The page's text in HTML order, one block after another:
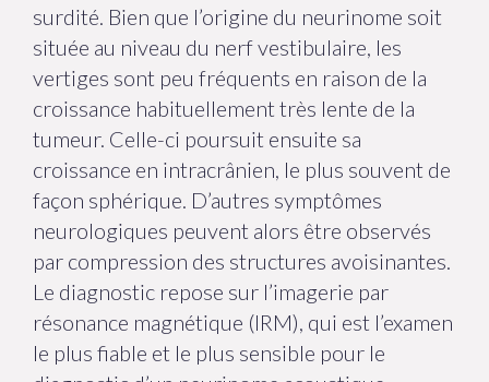
surdité. Bien que l’origine du neurinome soit
située au niveau du nerf vestibulaire, les
vertiges sont peu fréquents en raison de la
croissance habituellement très lente de la
tumeur. Celle-ci poursuit ensuite sa
croissance en intracrânien, le plus souvent de
façon sphérique. D’autres symptômes
neurologiques peuvent alors être observés
par compression des structures avoisinantes.
Le diagnostic repose sur l’imagerie par
résonance magnétique (IRM), qui est l’examen
le plus fiable et le plus sensible pour le